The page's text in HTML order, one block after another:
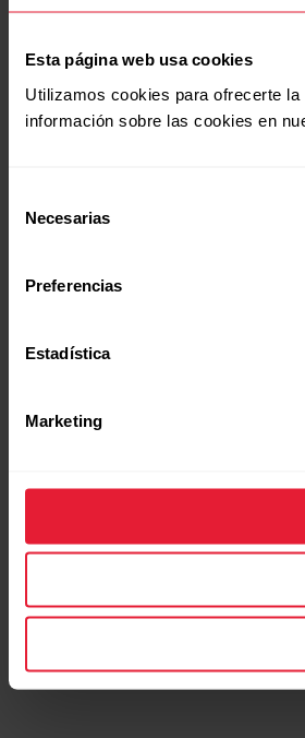
Esta página web usa cookies
Utilizamos cookies para ofrecerte
información sobre las cookies en
Necesarias
Preferencias
Estadística
Marketing